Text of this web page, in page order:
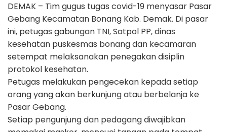
DEMAK – Tim gugus tugas covid-19 menyasar Pasar
Gebang Kecamatan Bonang Kab. Demak. Di pasar
ini, petugas gabungan TNI, Satpol PP, dinas
kesehatan puskesmas bonang dan kecamaran
setempat melaksanakan penegakan disiplin
protokol kesehatan.
Petugas melakukan pengecekan kepada setiap
orang yang akan berkunjung atau berbelanja ke
Pasar Gebang.
Setiap pengunjung dan pedagang diwajibkan